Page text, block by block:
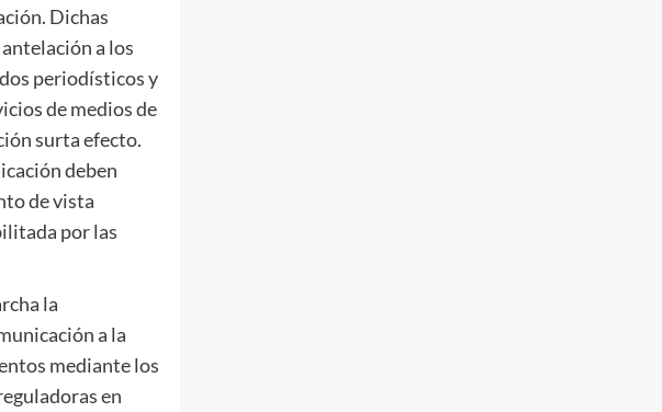
Dichas
a los
periodísticos y
de medios de
surta efecto.
deben
de vista
por las
la
a la
mediante los
en